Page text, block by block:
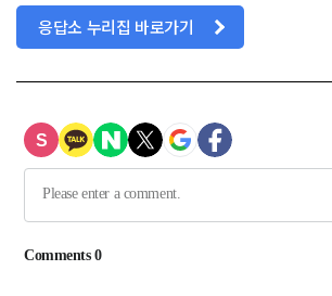
응답소 누리집 바로가기